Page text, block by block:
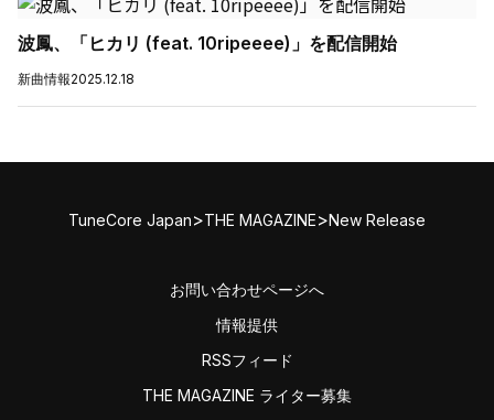
波鳳、「ヒカリ (feat. 10ripeeee)」を配信開始
新曲情報2025.12.18
TuneCore Japan>THE MAGAZINE>New Release
お問い合わせページへ
情報提供
RSSフィード
THE MAGAZINE ライター募集